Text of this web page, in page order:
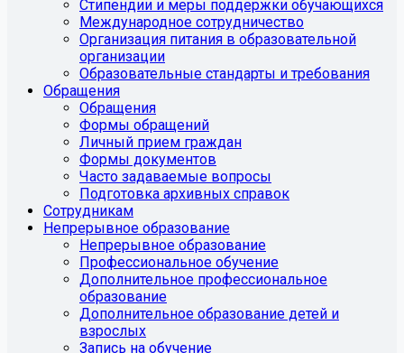
Стипендии и меры поддержки обучающихся
Международное сотрудничество
Организация питания в образовательной
организации
Образовательные стандарты и требования
Обращения
Обращения
Формы обращений
Личный прием граждан
Формы документов
Часто задаваемые вопросы
Подготовка архивных справок
Сотрудникам
Непрерывное образование
Непрерывное образование
Профессиональное обучение
Дополнительное профессиональное
образование
Дополнительное образование детей и
взрослых
Запись на обучение